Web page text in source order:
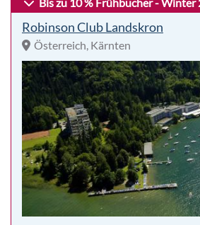
Robinson Club Landskron
Österreich, Kärnten